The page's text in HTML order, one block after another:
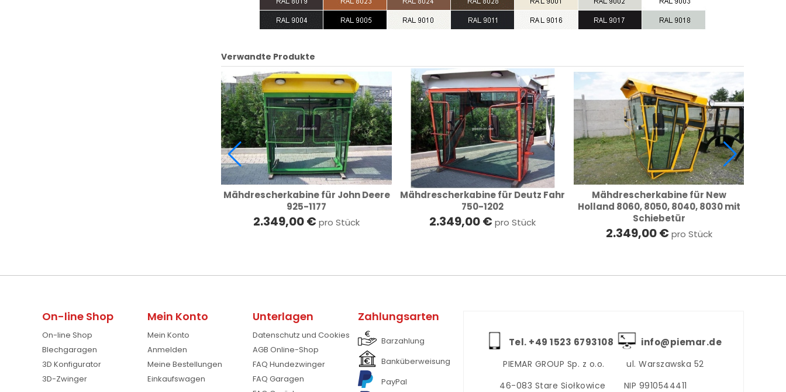
Verwandte Produkte
Mähdrescherkabine für John Deere
925-1177
2.349,00 € pro Stück
Mähdrescherkabine für Deutz Fahr
750-1202
2.349,00 € pro Stück
Mähdrescherkabine für New
Holland 8060, 8050, 8040, 8030 mit
Schiebetür
2.349,00 € pro Stück
On-line Shop
On-line Shop
Blechgaragen
3D Konfigurator
3D-Zwinger
Mein Konto
Mein Konto
Anmelden
Meine Bestellungen
Einkaufswagen
Unterlagen
Datenschutz und Cookies
AGB Online-Shop
FAQ Hundezwinger
FAQ Garagen
Zahlungsarten
Barzahlung
Banküberweisung
PayPal
Tel. +‪49 1523 6793108 info@piemar.de
PIEMAR GROUP Sp. z o.o.
ul. Warszawska 52
46-083 Stare Siołkowice
NIP 9910544411